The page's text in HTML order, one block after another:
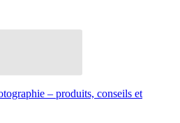
– produits, conseils et